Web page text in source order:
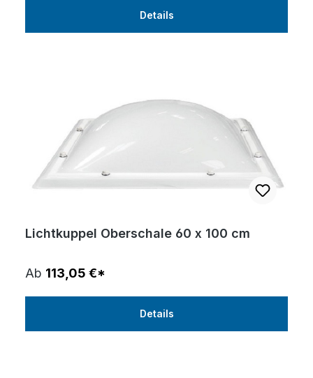
Details
Lichtkuppel Oberschale 60 x 100 cm
Ab 113,05 €*
Details